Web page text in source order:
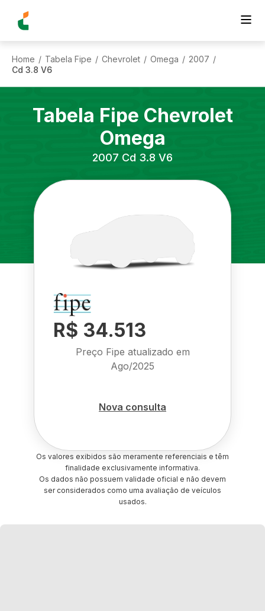
Home / Tabela Fipe / Chevrolet / Omega / 2007 /
Cd 3.8 V6
Tabela Fipe Chevrolet
Omega
2007 Cd 3.8 V6
R$ 34.513
Preço Fipe atualizado em
Ago/2025
Nova consulta
Os valores exibidos são meramente referenciais e têm
finalidade exclusivamente informativa.
Os dados não possuem validade oficial e não devem
ser considerados como uma avaliação de veículos
usados.